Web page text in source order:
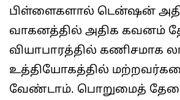
பிள்ளைகளால் டென்ஷன்
வாகனத்தில் அதிக கவனம்
வியாபாரத்தில் கணிசமாக
உத்தியோகத்தில்
வேண்டாம். பொறுமைத்